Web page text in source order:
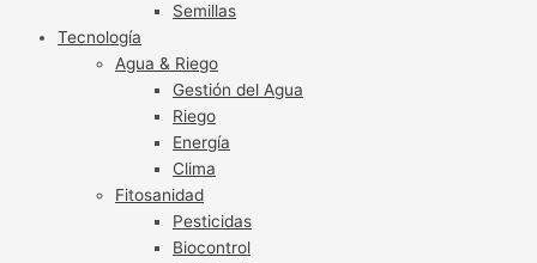
Semillas
Tecnología
Agua & Riego
Gestión del Agua
Riego
Energía
Clima
Fitosanidad
Pesticidas
Biocontrol